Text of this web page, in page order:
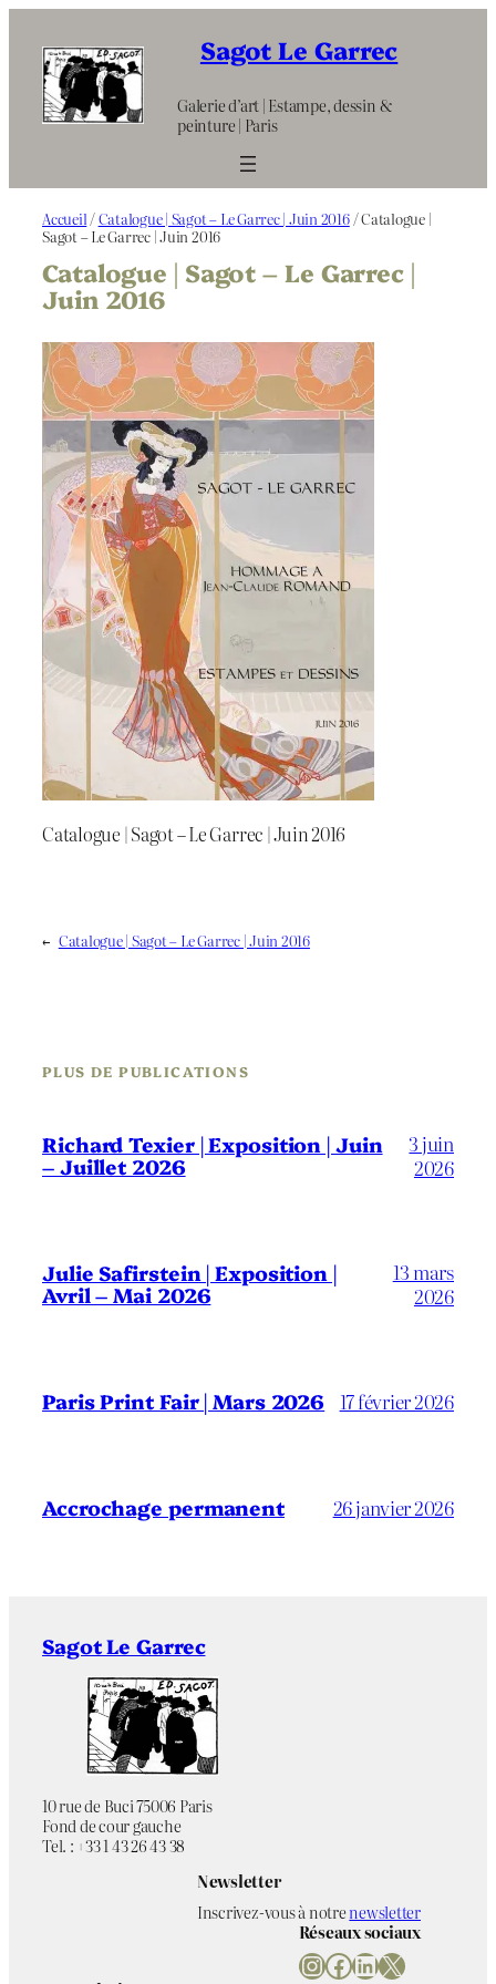
contenu
Sagot Le Garrec
Galerie d’art | Estampe, dessin &
peinture | Paris
Accueil /Catalogue | Sagot – Le Garrec | Juin 2016/ Catalogue |
Sagot – Le Garrec | Juin 2016
Catalogue | Sagot – Le Garrec |
Juin 2016
Catalogue | Sagot – Le Garrec | Juin 2016
← Catalogue | Sagot – Le Garrec | Juin 2016
PLUS DE PUBLICATIONS
Richard Texier | Exposition | Juin
– Juillet 2026
3 juin
2026
Julie Safirstein | Exposition |
Avril – Mai 2026
13 mars
2026
Paris Print Fair | Mars 2026 17 février 2026
Accrochage permanent 26 janvier 2026
Sagot Le Garrec
10 rue de Buci 75006 Paris
Fond de cour gauche
Tel. : +33 1 43 26 43 38
Newsletter
Inscrivez-vous à notrenewsletter
Réseaux sociaux
InstagramFacebook LinkedIn X